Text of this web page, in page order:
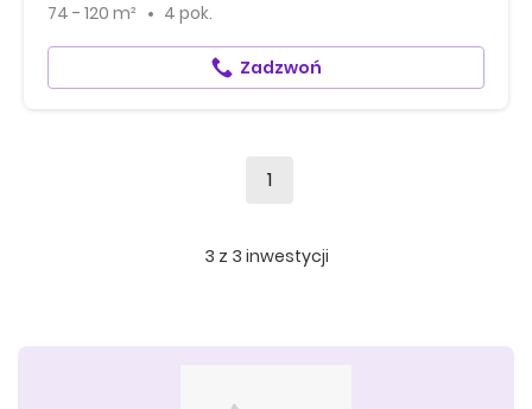
74 - 120 m² 4 pok.
Zadzwoń
1
3 z 3 inwestycji